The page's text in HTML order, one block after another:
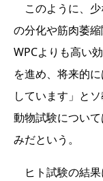
このように、
の分化や筋肉萎
WPCよりも高い
を進め、将来的
しています」と
動物試験につい
みだという。
ヒト試験の結